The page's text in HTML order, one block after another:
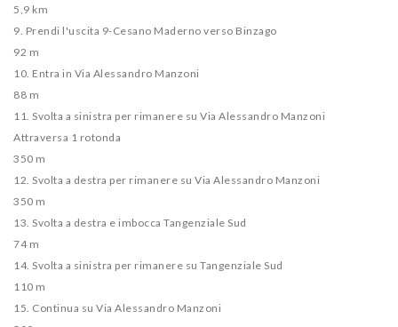
5,9 km
9. Prendi l'uscita 9-Cesano Maderno verso Binzago
92 m
10. Entra in Via Alessandro Manzoni
88 m
11. Svolta a sinistra per rimanere su Via Alessandro Manzoni
Attraversa 1 rotonda
350 m
12. Svolta a destra per rimanere su Via Alessandro Manzoni
350 m
13. Svolta a destra e imbocca Tangenziale Sud
74 m
14. Svolta a sinistra per rimanere su Tangenziale Sud
110 m
15. Continua su Via Alessandro Manzoni